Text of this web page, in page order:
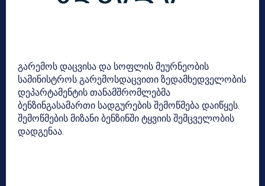
გარემოს დაცვისა და სოფლის მეურნეობის
სამინისტროს გარემოსდაცვითი ზედამხედველობის
დეპარტამენტის თანამშრომლებმა
ბენზინგასამართი სადგურების შემოწმება დაიწყეს.
შემოწმების მიზანი ბენზინში ტყვიის შემცველობის
დადგენაა.